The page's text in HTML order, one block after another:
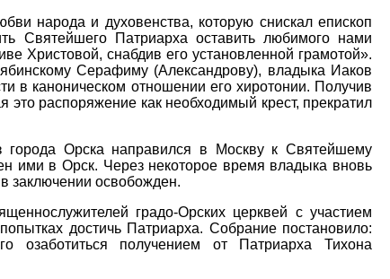
народа и духовенства, которую снискал епископ
Святейшего Патриарха оставить любимого нами
Христовой, снабдив его установленной грамотой».
Серафиму (Александрову), владыка Иаков
в каноническом отношении его хиротонии. Получив
распоряжение как необходимый крест, прекратил
Орска направился в Москву к Святейшему
ими в Орск. Через некоторое время владыка вновь
заключении освобожден.
градо-Орских церквей с участием
достичь Патриарха. Собрание постановило:
озаботиться получением от Патриарха Тихона